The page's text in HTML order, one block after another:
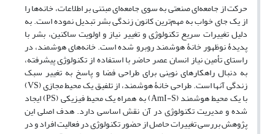
حرکت از جامعه‌ای صنعتی به سوی جامعه‌ای مبتنی بر اطلاعات، خانه‌ها را
از یک جای خواب به مهم‌ترین کانون زندگی بشر تبدیل نموده است. به
دلیل تغییرات سریع تکنولوژی و تغییر نیاز و اولویت ساکنین، بشر با
پدیدۀ نوظهور خانۀ هوشمند روبرو شده است. خانه‌های هوشمند، در
راستای تأمین نیاز انسان عصر حاضر با استفاده از تکنولوژی پیشرفته،
به دنبال راهکارهای نوینی برای طراحی فضا و پاسخ به تغییر سبک
زندگی آنها است. طراحی خانۀ هوشمند، از تلفیق یک محیط مجازی (VS)
با یک محیط هوشمند (AmI-S) به همراه یک محیط فیزیکی (PS) ایجاد
شده و مدیریت تکنولوژی در آن نقش اساسی دارد. هدف اصلی این
پژوهش بررسی تغییرات حاصل از حضور تکنولوژی در فعالیت افراد و در